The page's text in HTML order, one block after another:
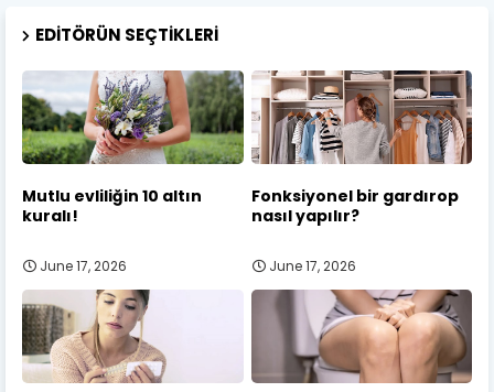
EDITÖRÜN SEÇTIKLERI
Mutlu evliliğin 10 altın
kuralı!
June 17, 2026
Fonksiyonel bir gardırop
nasıl yapılır?
June 17, 2026